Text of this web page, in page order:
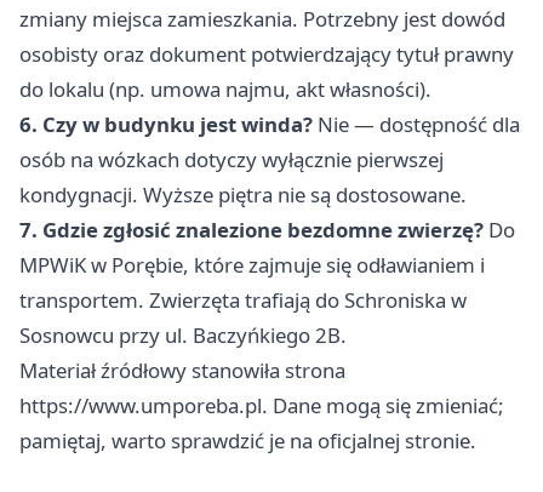
zmiany miejsca zamieszkania. Potrzebny jest dowód
osobisty oraz dokument potwierdzający tytuł prawny
do lokalu (np. umowa najmu, akt własności).
6. Czy w budynku jest winda? Nie — dostępność dla
osób na wózkach dotyczy wyłącznie pierwszej
kondygnacji. Wyższe piętra nie są dostosowane.
7. Gdzie zgłosić znalezione bezdomne zwierzę? Do
MPWiK w Porębie, które zajmuje się odławianiem i
transportem. Zwierzęta trafiają do Schroniska w
Sosnowcu przy ul. Baczyńkiego 2B.
Materiał źródłowy stanowiła strona
https://www.umporeba.pl. Dane mogą się zmieniać;
pamiętaj, warto sprawdzić je na oficjalnej stronie.